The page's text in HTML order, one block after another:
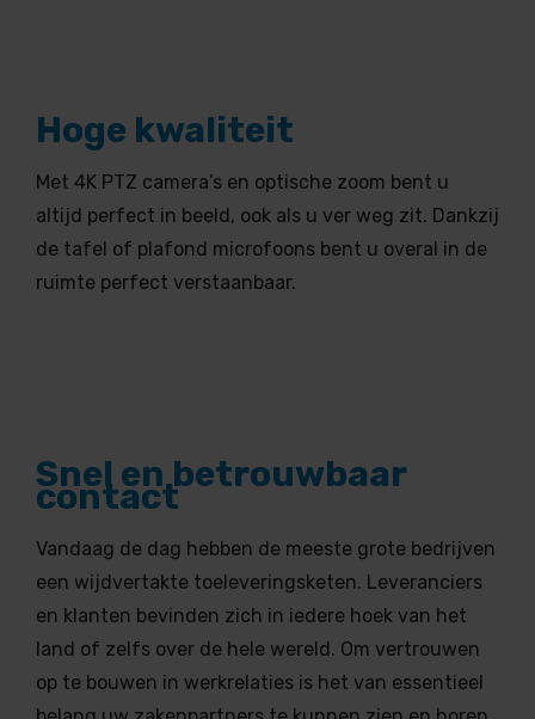
Hoge kwaliteit
Met 4K PTZ camera’s en optische zoom bent u
altijd perfect in beeld, ook als u ver weg zit. Dankzij
de tafel of plafond microfoons bent u overal in de
ruimte perfect verstaanbaar.
Snel en betrouwbaar
contact
Vandaag de dag hebben de meeste grote bedrijven
een wijdvertakte toeleveringsketen. Leveranciers
en klanten bevinden zich in iedere hoek van het
land of zelfs over de hele wereld. Om vertrouwen
op te bouwen in werkrelaties is het van essentieel